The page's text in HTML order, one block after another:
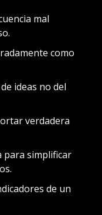
mal
como
ideas no del
verdadera
para simplificar
de un